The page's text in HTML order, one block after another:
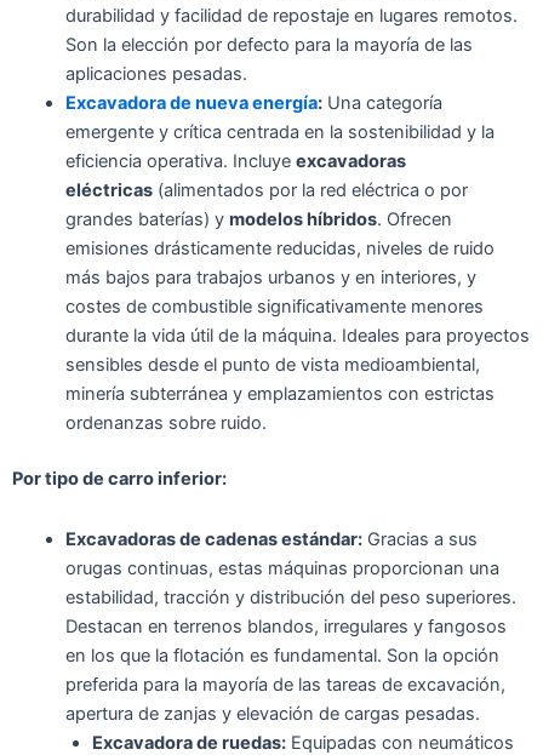
durabilidad y facilidad de repostaje en lugares remotos.
Son la elección por defecto para la mayoría de las
aplicaciones pesadas.
Excavadora de nueva energía:Una categoría
emergente y crítica centrada en la sostenibilidad y la
eficiencia operativa. Incluye excavadoras
eléctricas(alimentados por la red eléctrica o por
grandes baterías) y modelos híbridos. Ofrecen
emisiones drásticamente reducidas, niveles de ruido
más bajos para trabajos urbanos y en interiores, y
costes de combustible significativamente menores
durante la vida útil de la máquina. Ideales para proyectos
sensibles desde el punto de vista medioambiental,
minería subterránea y emplazamientos con estrictas
ordenanzas sobre ruido.
Por tipo de carro inferior:
Excavadoras de cadenas estándar:Gracias a sus
orugas continuas, estas máquinas proporcionan una
estabilidad, tracción y distribución del peso superiores.
Destacan en terrenos blandos, irregulares y fangosos
en los que la flotación es fundamental. Son la opción
preferida para la mayoría de las tareas de excavación,
apertura de zanjas y elevación de cargas pesadas.
Excavadora de ruedas:Equipadas con neumáticos